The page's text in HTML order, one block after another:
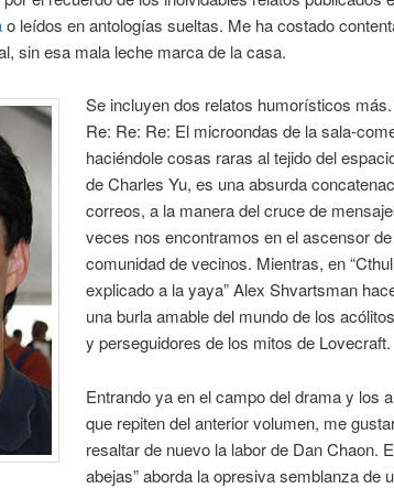
o leídos en antologías sueltas. Me ha costado
sin esa mala leche marca de la casa.
Se incluyen dos relatos humorísticos más.
Re: Re: Re: El microondas de la sala-
haciéndole cosas raras al tejido del
de Charles Yu, es una absurda
correos, a la manera del cruce de
veces nos encontramos en el ascensor
comunidad de vecinos. Mientras, en
explicado a la yaya” Alex Shvartsman
una burla amable del mundo de los
y perseguidores de los mitos de Lovecraft.
Entrando ya en el campo del drama y los
que repiten del anterior volumen, me
resaltar de nuevo la labor de Dan Chaon.
abejas” aborda la opresiva semblanza de